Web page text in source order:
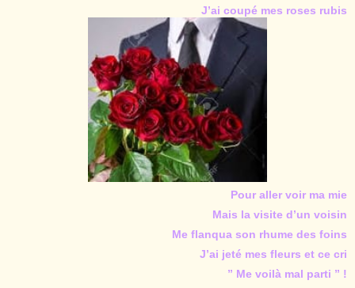
J’ai coupé mes roses rubis
Pour aller voir ma mie
Mais la visite d’un voisin
Me flanqua son rhume des foins
J’ai jeté mes fleurs et ce cri
” Me voilà mal parti ” !